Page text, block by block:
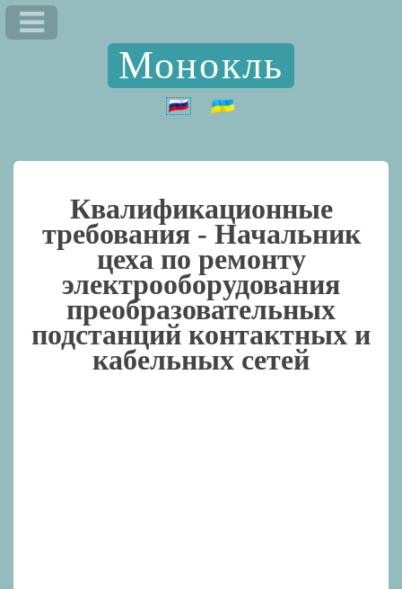
Монокль
Квалификационные
требования - Начальник
цеха по ремонту
электрооборудования
преобразовательных
подстанций контактных и
кабельных сетей